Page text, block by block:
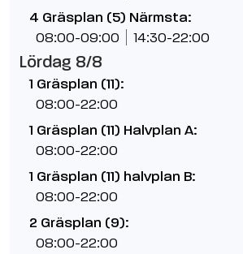
4 Gräsplan (5) Närmsta:
08:00-09:00 14:30-22:00
Lördag 8/8
1 Gräsplan (11):
08:00-22:00
1 Gräsplan (11) Halvplan A:
08:00-22:00
1 Gräsplan (11) halvplan B:
08:00-22:00
2 Gräsplan (9):
08:00-22:00